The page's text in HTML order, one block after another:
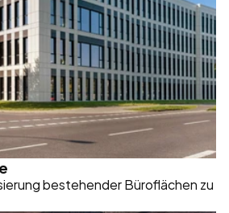
bestehender Büroflächen zu